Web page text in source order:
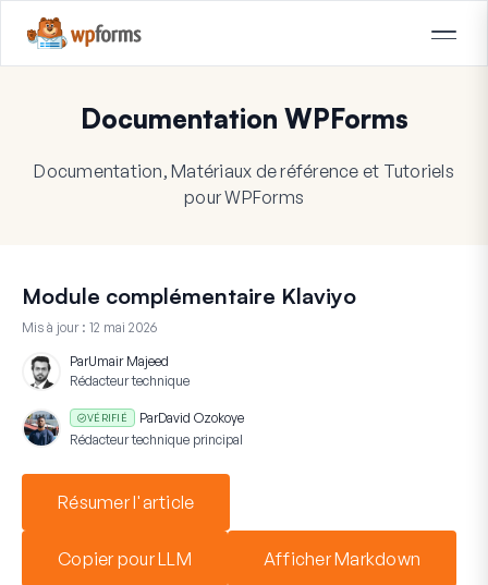
Documentation WPForms
Documentation, Matériaux de référence et Tutoriels
pour WPForms
Module complémentaire Klaviyo
Mis à jour : 12 mai 2026
ParUmair Majeed
Rédacteur technique
VÉRIFIÉ ParDavid Ozokoye
Rédacteur technique principal
Résumer l'article
Copier pour LLM Afficher Markdown